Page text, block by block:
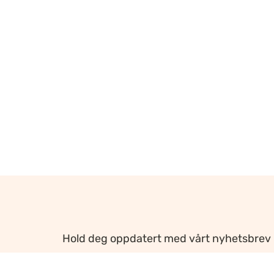
Hold deg oppdatert med vårt nyhetsbrev